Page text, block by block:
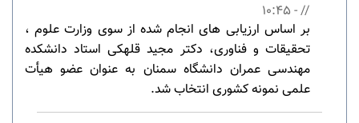
// - 10:45
بر اساس ارزیابی های انجام شده از سوی وزارت علوم ،
تحقیقات و فناوری، دکتر مجید قلهکی استاد دانشکده
مهندسی عمران دانشگاه سمنان به عنوان عضو هیأت
علمی نمونه کشوری انتخاب شد.